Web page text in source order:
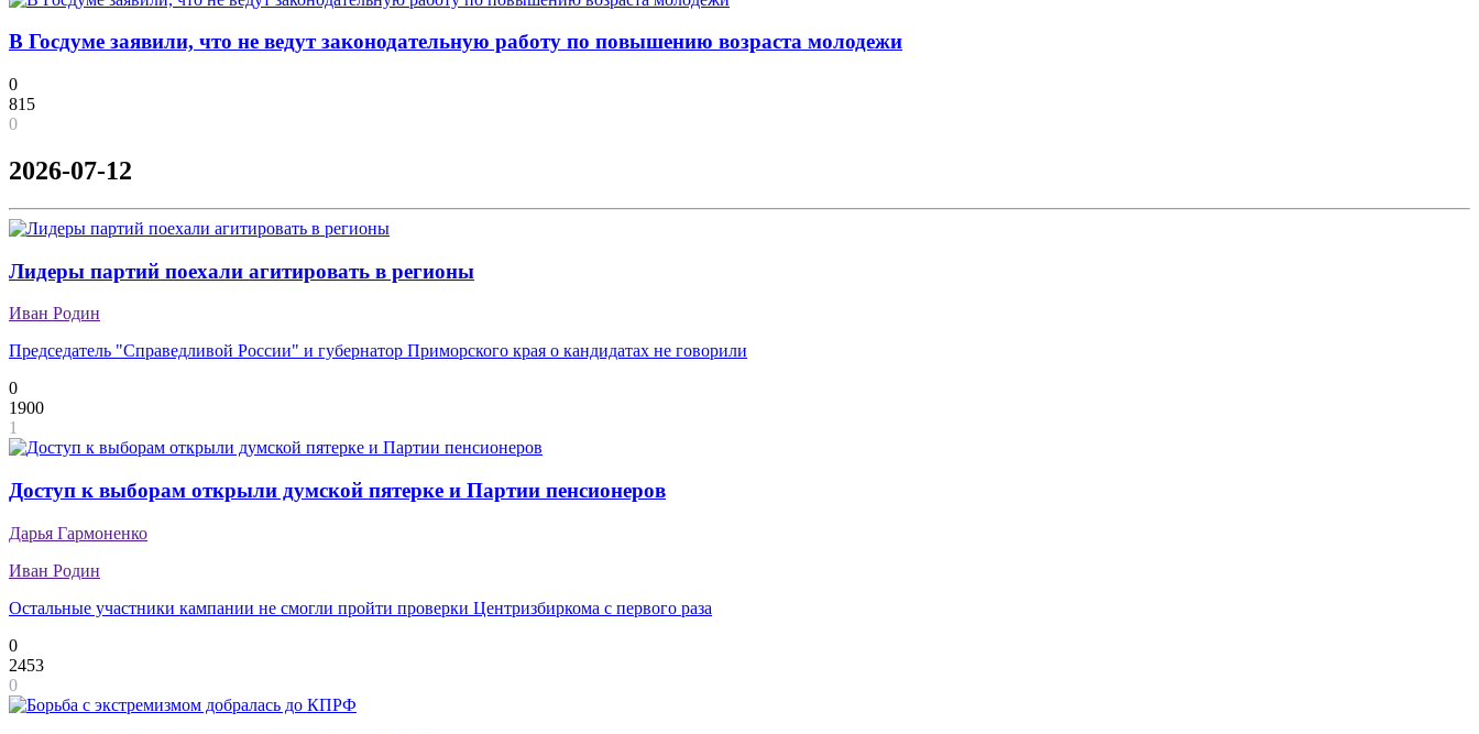
В Госдуме заявили, что не ведут законодательную работу по повышению возраста молодежи
0
815
0
2026-07-12
Лидеры партий поехали агитировать в регионы
Иван Родин
Председатель "Справедливой России" и губернатор Приморского края о кандидатах не говорили
0
1900
1
Доступ к выборам открыли думской пятерке и Партии пенсионеров
Дарья Гармоненко
Иван Родин
Остальные участники кампании не смогли пройти проверки Центризбиркома с первого раза
0
2453
0